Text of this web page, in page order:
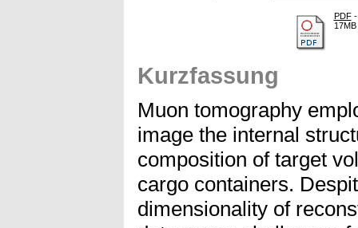
PDF-
17MB
Kurzfassung
Muon tomography
image the internal
composition of target
cargo containers.
dimensionality of